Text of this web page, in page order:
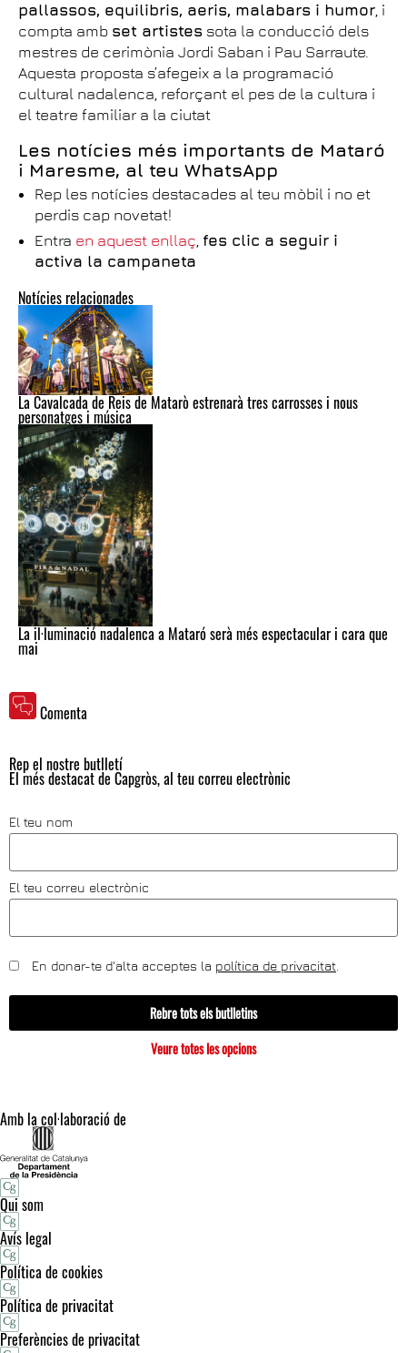
Notícies relacionades
La Cavalcada de Reis de Matarò estrenarà tres carrosses i nous
personatges i música
La il·luminació nadalenca a Mataró serà més espectacular i cara que
mai
pallassos, equilibris, aeris, malabars i humor, i
compta amb set artistes sota la conducció dels
mestres de cerimònia Jordi Saban i Pau Sarraute.
Aquesta proposta s’afegeix a la programació
cultural nadalenca, reforçant el pes de la cultura i
el teatre familiar a la ciutat
Les notícies més importants de Mataró
i Maresme, al teu WhatsApp
Rep les notícies destacades al teu mòbil i no et
perdis cap novetat!
Entra en aquest enllaç, fes clic a seguir i
activa la campaneta
Comenta
Rep el nostre butlletí
El més destacat de Capgròs, al teu correu electrònic
El teu nom
El teu correu electrònic
En donar-te d'alta acceptes la política de privacitat
Rebre tots els butlletins
Veure totes les opcions
Amb la col·laboració de
Qui som
Avís legal
Política de cookies
Política de privacitat
Preferències de privacitat